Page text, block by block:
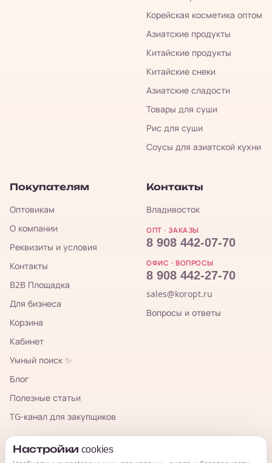
Корейская косметика оптом
Азиатские продукты
Китайские продукты
Китайские снеки
Азиатские сладости
Товары для суши
Рис для суши
Соусы для азиатской кухни
Покупателям
Оптовикам
О компании
Реквизиты и условия
Контакты
B2B Площадка
Для бизнеса
Корзина
Кабинет
Умный поиск ✨
Блог
Полезные статьи
TG-канал для закупщиков
Контакты
Владивосток
ОПТ · ЗАКАЗЫ
8 908 442-07-70
ОФИС · ВОПРОСЫ
8 908 442-27-70
sales@koropt.ru
Вопросы и ответы
Настройки cookies